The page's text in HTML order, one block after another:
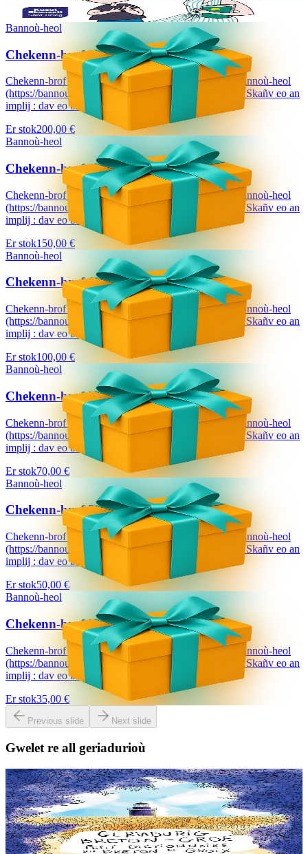
Er stok13,00 €
Bannoù-heol
Chekenn-brof 200 €
Chekenn-brof a dalvezo ur bloavezh e holl lec'hienn Bannoù-heol
(https://bannouheol.com). Kaset e vo deoc'h dre bostel. Skañv eo an
implij : dav eo bizskrivañ...
Er stok200,00 €
Bannoù-heol
Chekenn-brof 150 €
Chekenn-brof a dalvezo ur bloavezh e holl lec'hienn Bannoù-heol
(https://bannouheol.com). Kaset e vo deoc'h dre bostel. Skañv eo an
implij : dav eo bizskrivañ...
Er stok150,00 €
Bannoù-heol
Chekenn-brof 100 €
Chekenn-brof a dalvezo ur bloavezh e holl lec'hienn Bannoù-heol
(https://bannouheol.com). Kaset e vo deoc'h dre bostel. Skañv eo an
implij : dav eo bizskrivañ...
Er stok100,00 €
Bannoù-heol
Chekenn-brof 70 €
Chekenn-brof a dalvezo ur bloavezh e holl lec'hienn Bannoù-heol
(https://bannouheol.com). Kaset e vo deoc'h dre bostel. Skañv eo an
implij : dav eo bizskrivañ...
Er stok70,00 €
Bannoù-heol
Chekenn-brof 50 €
Chekenn-brof a dalvezo ur bloavezh e holl lec'hienn Bannoù-heol
(https://bannouheol.com). Kaset e vo deoc'h dre bostel. Skañv eo an
implij : dav eo bizskrivañ...
Er stok50,00 €
Bannoù-heol
Chekenn-brof 35 €
Chekenn-brof a dalvezo ur bloavezh e holl lec'hienn Bannoù-heol
(https://bannouheol.com). Kaset e vo deoc'h dre bostel. Skañv eo an
implij : dav eo bizskrivañ...
Er stok35,00 €
Previous slide Next slide
Gwelet re all geriadurioù
6 vloaz hag ouzhpenn
Goater
Geriadurig Breton-Groe
Plijout a raio ar geriadur-mañ d’an holl re dedennet gant yezh ar vro.